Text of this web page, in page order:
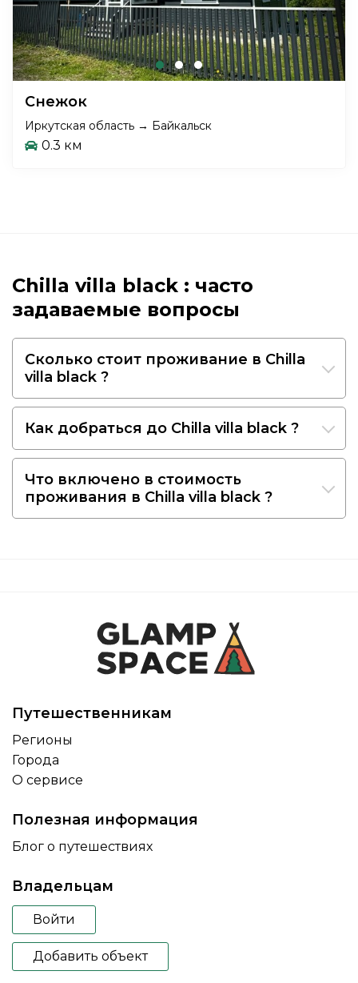
Снежок
Иркутская область → Байкальск
0.3 км
Chilla villa black : часто
задаваемые вопросы
Сколько стоит проживание в Chilla
villa black ?
Как добраться до Chilla villa black ?
Что включено в стоимость
проживания в Chilla villa black ?
Путешественникам
Регионы
Города
О сервисе
Полезная информация
Блог о путешествиях
Владельцам
Войти
Добавить объект